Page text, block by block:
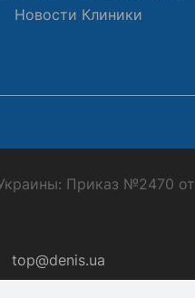
Новости Клиники
top@denis.ua
Приказ №2470 от